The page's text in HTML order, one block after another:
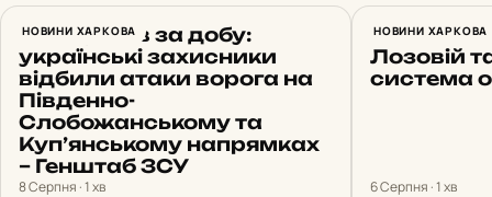
НОВИНИ ХАРКОВА
14 штурмів за добу:
українські захисники
відбили атаки ворога на
Південно-
Слобожанському та
Куп’янському напрямках
– Генштаб ЗСУ
8 Серпня · 1 хв
НОВИНИ ХАРКОВА
Харків 6
Лозовій
система
6 Серпня · 1 хв